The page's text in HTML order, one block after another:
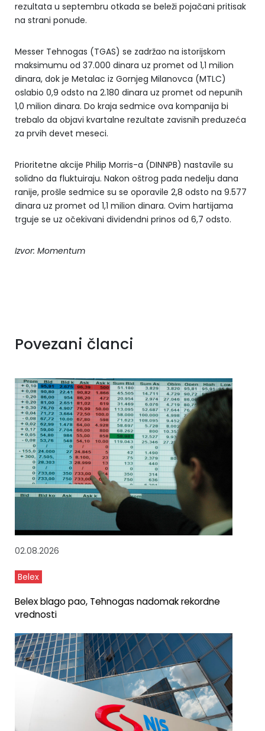
rezultata u septembru otkada se beleži pojačani pritisak
na strani ponude.
Messer Tehnogas (TGAS) se zadržao na istorijskom
maksimumu od 37.000 dinara uz promet od 1,1 milion
dinara, dok je Metalac iz Gornjeg Milanovca (MTLC)
oslabio 0,9 odsto na 2.180 dinara uz promet od nepunih
1,0 milion dinara. Do kraja sedmice ova kompanija bi
trebalo da objavi kvartalne rezultate zavisnih preduzeća
za prvih devet meseci.
Prioritetne akcije Philip Morris-a (DINNPB) nastavile su
solidno da fluktuiraju. Nakon oštrog pada nedelju dana
ranije, prošle sedmice su se oporavile 2,8 odsto na 9.577
dinara uz promet od 1,1 milion dinara. Ovim hartijama
trguje se uz očekivani dividendni prinos od 6,7 odsto.
Izvor: Momentum
Povezani članci
02.08.2026
Belex
Belex blago pao, Tehnogas nadomak rekordne
vrednosti